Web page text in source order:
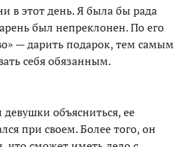
в этот день. Я была бы рада
был непреклонен. По его
— дарить подарок, тем самым
себя обязанным.
объясниться, ее
при своем. Более того, он